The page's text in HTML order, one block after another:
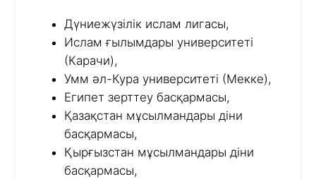
Дүниежүзілік ислам лигасы,
Ислам ғылымдары университеті
(Карачи),
Умм әл-Кура университеті (Мекке),
Египет зерттеу басқармасы,
Қазақстан мұсылмандары діни
басқармасы,
Қырғызстан мұсылмандары діни
басқармасы,